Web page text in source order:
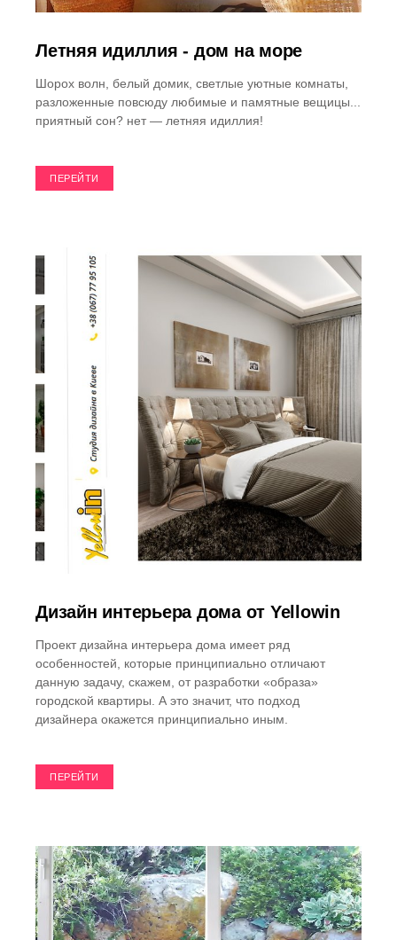
Летняя идиллия - дом на море
Шорох волн, белый домик, светлые уютные комнаты,
разложенные повсюду любимые и памятные вещицы...
приятный сон? нет — летняя идиллия!
ПЕРЕЙТИ
Дизайн интерьера дома от Yellowin
Проект дизайна интерьера дома имеет ряд
особенностей, которые принципиально отличают
данную задачу, скажем, от разработки «образа»
городской квартиры. А это значит, что подход
дизайнера окажется принципиально иным.
ПЕРЕЙТИ